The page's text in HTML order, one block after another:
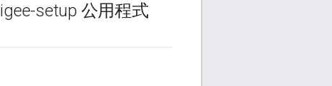
setup 公用程式